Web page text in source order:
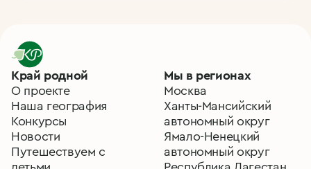
Край родной
О проекте
Наша география
Конкурсы
Новости
Путешествуем с
Мы в регионах
Москва
Ханты-Мансийский
автономный округ
Ямало-Ненецкий
автономный округ